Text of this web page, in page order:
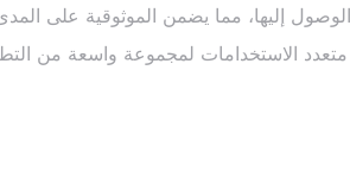
إليها، مما يضمن الموثوقية على
متعدد الاستخدامات لمجموعة واسعة من